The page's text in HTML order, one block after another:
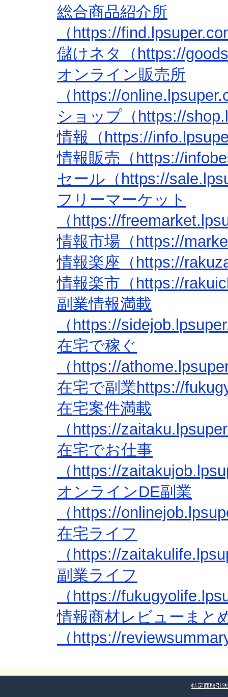
総合商品紹介所
（https://
儲けネタ（https://
オンライン販売所
（https://
ショップ（https://
情報（https://
情報販売（https://
セール（https://
フリーマーケット
（https://
情報市場（https://
情報楽座（https://
情報楽市（https://
副業情報満載
（https://
在宅で稼ぐ
（https://
在宅で副業https://
在宅案件満載
（https://
在宅でお仕事
（https://
オンラインDE副業
（https://
在宅ライフ
（https://
副業ライフ
（https://
情報商材レビューまと
（https://
特定商取引